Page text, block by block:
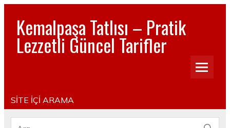
Kemalpaşa Tatlısı – Pratik
Lezzetli Güncel Tarifler
Pratik, lezzetli, Güncel, Resimli, Pasta- Yemek- Kurabiye-
SİTE İÇİ ARAMA